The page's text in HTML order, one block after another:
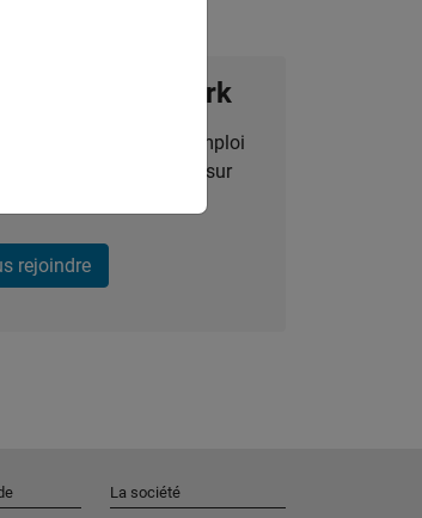
Talent Network
des opportunités d'emploi
et des actualités sur
rejoindre
La société